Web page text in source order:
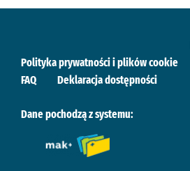
Polityka prywatności i plików cookie
FAQ
Deklaracja dostępności
Dane pochodzą z systemu: